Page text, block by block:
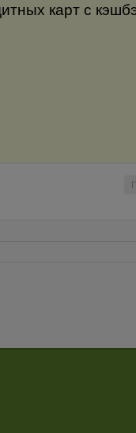
карт с